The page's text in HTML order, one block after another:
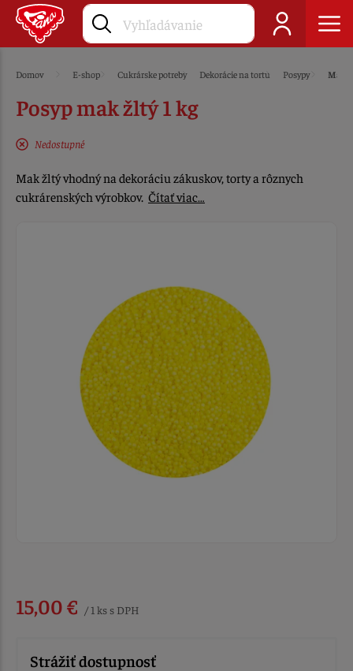
Domov E-shop Cukrárske potreby Dekorácie na tortu Posypy Mak
Posyp mak žltý 1 kg
Nedostupné
Mak žltý vhodný na dekoráciu zákuskov, torty a rôznych
cukrárenských výrobkov. Čítať viac…
15,00 € / 1 ks s DPH
Strážiť dostupnosť